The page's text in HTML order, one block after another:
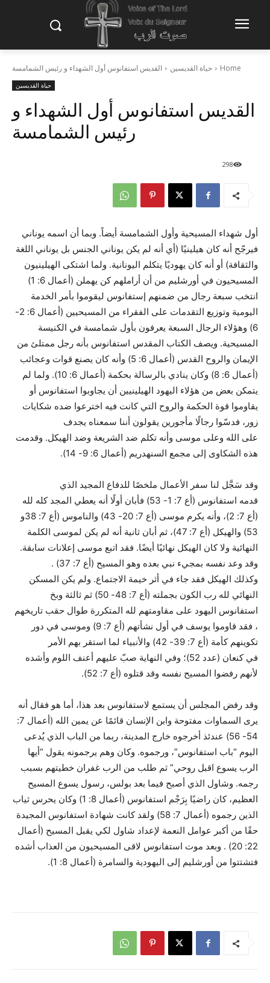
Home حياة القديسين القديس استفانوس أول الشهداء و رئيس الشمامسة
حياة القديسين
القديس استفانوس أول الشهداء و
رئيس الشمامسة
298
أول شهداء المسيحية وأول الشمامسة أيضاً. وبما أن اسمه يوناني
فيرجّح أنه كان هيلينيًا (أي أنه لم يكن يوناني الجنس بل يوناني اللغة
والثقافة) أو أنه كان يهوديًا يتكلم اليونانية. ولما اشتكى الهيلينيون
المسيحيون في أورشليم من أن أراملهم كن يهملن (أعمال 6: 1)
انتخب سبعة رجال من ضمنهم إستفانوس ليقوموا بأمر الخدمة
اليومية وتوزيع التقدمات على الفقراء من المسيحيين (أعمال 6: 2-
6) وهؤلاء الرجال السبعة يعرفون بأول شمامسة في الكنيسة
المسيحية. ويصف الكتاب المقدس استفانوس بأنه رجل ممتلئ من
الإيمان والروح القدس (أعمال 6: 5) وأنه كان يصنع قوات وعجائب
(أعمال 6: 8) وكان ينادي بالرسالة بحكمة (أعمال 6: 10). ولما لم
يتمكن بعض من هؤلاء اليهود الهيلينيين أن يجاوبوا استفانوس أو
يقاوموا قوة الحكمة والروح التي كانت فيه اخترعوا ضده شكايات
زور، فدسّوا رجالًا مأجورين يقولون أننا سمعناه يجدف
على الله وعلى موسى وأنه تكلم ضد الشريعة وضد الهيكل. وقدمت
هذه الشكاوى إلى مجمع السنهدريم (أعمال 6: 9- 14).
وقد سَجَّل لنا سفر الأعمال ملخصًا للدفاع المجيد الذي
قدمه استفانوس (أع 7: 1- 53) فأبان أولًا أنه يعطي المجد كله لله
(أع 7: 2)، وأنه يكرم موسى (أع 7: 20- 43) والناموس (أع 7: 38و
53) والهيكل (أع 7: 47)، ثم أبان ثانية أنه لم يكن لموسى الكلمة
النهائية ولا كان الهيكل نهائيًا أيضًا. فقد اتبع موسى إعلانات سابقة.
وقد وعد نفسه بمجيء نبي بعده وهو المسيح (أع 7: 37) .
وكذلك الهيكل فقد جاء في أثر خيمة الاجتماع. ولم يكن المسكن
النهائي لله رب الكون بجملته (أع 7: 48- 50) ثم ثالثة وبخ
استفانوس اليهود على مقاومتهم لله المتكررة طوال حقب تاريخهم
، فقد قاوموا يوسف في أول نشأتهم (أع 7: 9) وموسى في دور
تكوينهم كأمة (أع 7: 39- 42) والأنبياء لما استقر بهم الأمر
في كنعان (عدد 52)؛ وفي النهاية صبّ عليهم أعنف اللوم وأشده
لأنهم رفضوا المسيح نفسه وقد قتلوه (أع 7: 52).
وقد رفض المجلس أن يستمع لاستفانوس بعد هذا، أما هو فقال أنه
يرى السماوات مفتوحة وابن الإنسان قائمًا عن يمين الله (أعمال 7:
54- 56) عندئذ أخرجوه خارج المدينة، ربما من الباب الذي يُدعى
اليوم “باب استفانوس”، ورجموه. وكان وهم يرجمونه يقول “أيها
الرب يسوع اقبل روحي” ثم طلب من الرب غفران خطيتهم بسبب
رجمه. وشاول الذي أصبح فيما بعد بولس، رسول يسوع المسيح
العظيم، كان راضيًا بِرَجْم استفانوس (أعمال 8: 1) وكان يحرس ثياب
الذين رجموه (أعمال 7: 58) ولقد كانت شهادة استفانوس المجيدة
حقًا من أكبر عوامل النعمة لإعداد شاول لكي يقبل المسيح (أعمال
22: 20) . وبعد موت استفانوس لاقى المسيحيون من العذاب أشده
فتشتتوا من أورشليم إلى اليهودية والسامرة (أعمال 8: 1).